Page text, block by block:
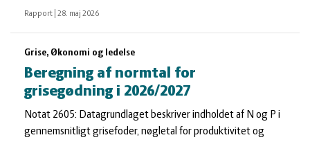
Rapport 28. maj 2026
Grise, Økonomi og ledelse
Beregning af normtal for
grisegødning i 2026/2027
Notat 2605: Datagrundlaget beskriver indholdet af N og P i
gennemsnitligt grisefoder, nøgletal for produktivitet og